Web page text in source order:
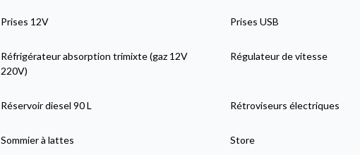
Prises 12V Prises USB
Réfrigérateur absorption trimixte (gaz 12V
220V)
Régulateur de vitesse
Réservoir diesel 90 L Rétroviseurs électriques
Sommier à lattes Store